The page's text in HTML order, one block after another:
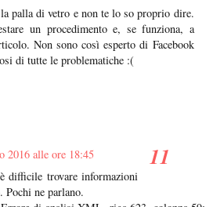
palla di vetro e non te lo so proprio dire.
un procedimento e, se funziona, a
Non sono così esperto di Facebook
di tutte le problematiche :(
2016 alle ore 18:45
difficile trovare informazioni
Pochi ne parlano.